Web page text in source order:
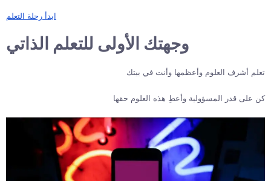
ابدأ رحلة التعلم
وجهتك الأولى للتعلم الذاتي
تعلم أشرف العلوم وأعظمها وأنت في بيتك
كن على قدر المسؤولية وأعطِ هذه العلوم حقها